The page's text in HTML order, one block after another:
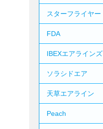
スターフライヤー
FDA
IBEXエアラインズ
ソラシドエア
天草エアライン
Peach